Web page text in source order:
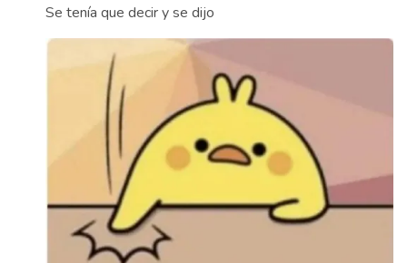
Se tenía que decir y se dijo